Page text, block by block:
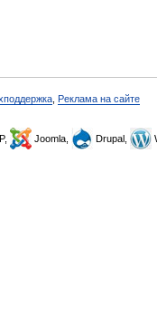
Реклама на сайте
Joomla, Drupal,